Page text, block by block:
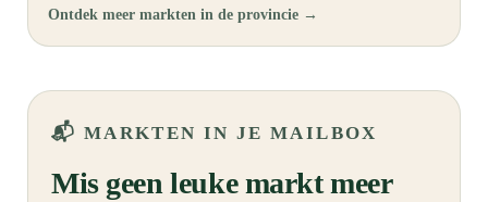
Ontdek meer markten in de provincie →
📬 MARKTEN IN JE MAILBOX
Mis geen leuke markt meer